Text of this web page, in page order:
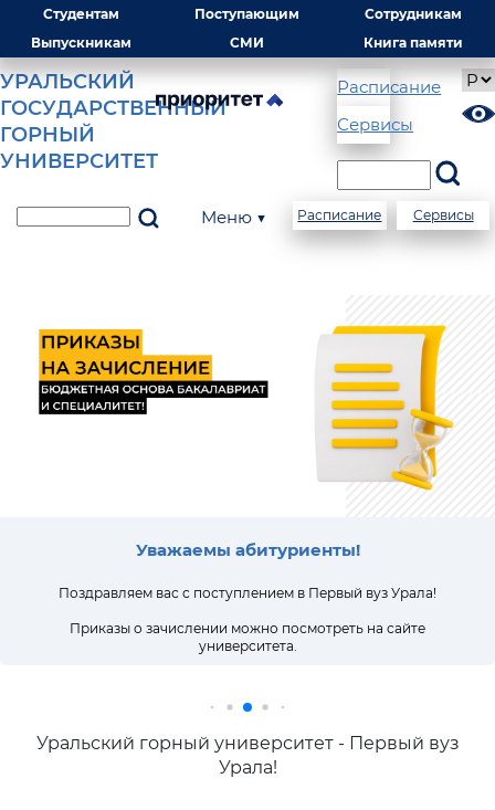
Студентам Поступающим
Сотрудникам
Выпускникам
СМИ Книга памяти
УРАЛЬСКИЙ
ГОСУДАРСТВЕННЫЙ
ГОРНЫЙ
УНИВЕРСИТЕТ
Расписание
Сервисы
Меню ▼ Расписание Сервисы
Уважаемы абитуриенты!
Поздравляем вас с поступлением в Первый вуз Урала!
Приказы о зачислении можно посмотреть на сайте
университета.
Уральский горный университет - Первый вуз
Урала!